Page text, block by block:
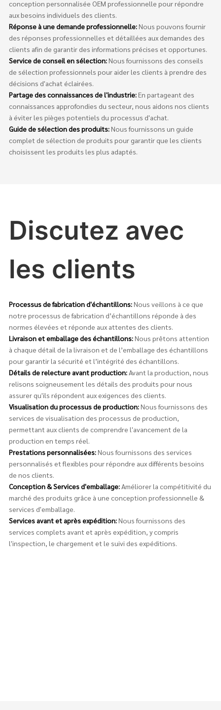
conception personnalisée OEM professionnelle pour répondre
aux besoins individuels des clients.
Réponse à une demande professionnelle:Nous pouvons fournir
des réponses professionnelles et détaillées aux demandes des
clients afin de garantir des informations précises et opportunes.
Service de conseil en sélection:Nous fournissons des conseils
de sélection professionnels pour aider les clients à prendre des
décisions d'achat éclairées.
Partage des connaissances de l'industrie:En partageant des
connaissances approfondies du secteur, nous aidons nos clients
à éviter les pièges potentiels du processus d'achat.
Guide de sélection des produits:Nous fournissons un guide
complet de sélection de produits pour garantir que les clients
choisissent les produits les plus adaptés.
Discutez avec
les clients
Processus de fabrication d'échantillons:Nous veillons à ce que
notre processus de fabrication d’échantillons réponde à des
normes élevées et réponde aux attentes des clients.
Livraison et emballage des échantillons:Nous prêtons attention
à chaque détail de la livraison et de l’emballage des échantillons
pour garantir la sécurité et l’intégrité des échantillons.
Détails de relecture avant production:Avant la production, nous
relisons soigneusement les détails des produits pour nous
assurer qu'ils répondent aux exigences des clients.
Visualisation du processus de production:Nous fournissons des
services de visualisation des processus de production,
permettant aux clients de comprendre l'avancement de la
production en temps réel.
Prestations personnalisées:Nous fournissons des services
personnalisés et flexibles pour répondre aux différents besoins
de nos clients.
Conception & Services d'emballage:Améliorer la compétitivité du
marché des produits grâce à une conception professionnelle &
services d'emballage.
Services avant et après expédition:Nous fournissons des
services complets avant et après expédition, y compris
l'inspection, le chargement et le suivi des expéditions.